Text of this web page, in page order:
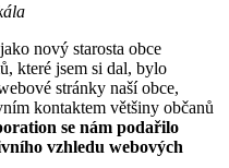
nový starosta obce
které jsem si dal, bylo
stránky naší obce,
kontaktem většiny občanů
se nám podařilo
vzhledu webových